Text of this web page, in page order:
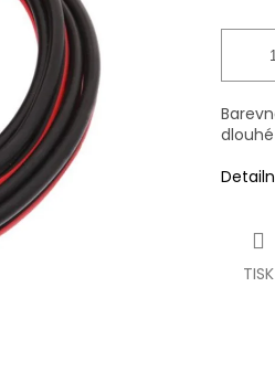
TISK